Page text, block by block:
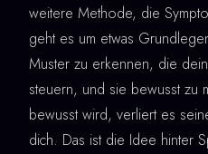
weitere Methode, die
geht es um etwas
Muster zu erkennen, die
steuern, und sie bewusst zu
bewusst wird, verliert es
dich. Das ist die Idee hinter